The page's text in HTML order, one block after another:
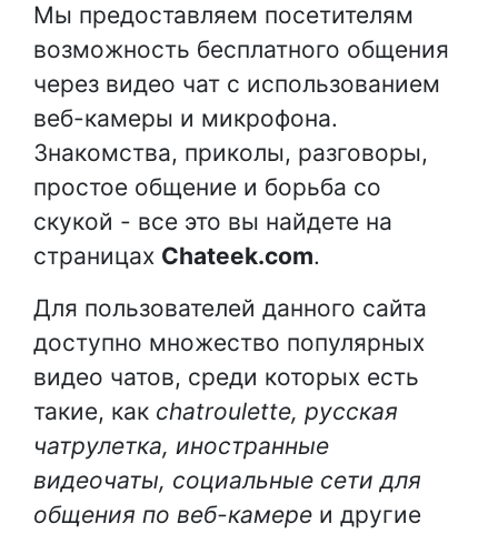
Мы предоставляем посетителям
возможность бесплатного общения
через видео чат с использованием
веб-камеры и микрофона.
Знакомства, приколы, разговоры,
простое общение и борьба со
скукой - все это вы найдете на
страницах Chateek.com.
Для пользователей данного сайта
доступно множество популярных
видео чатов, среди которых есть
такие, как chatroulette, русская
чатрулетка, иностранные
видеочаты, социальные сети для
общения по веб-камере и другие